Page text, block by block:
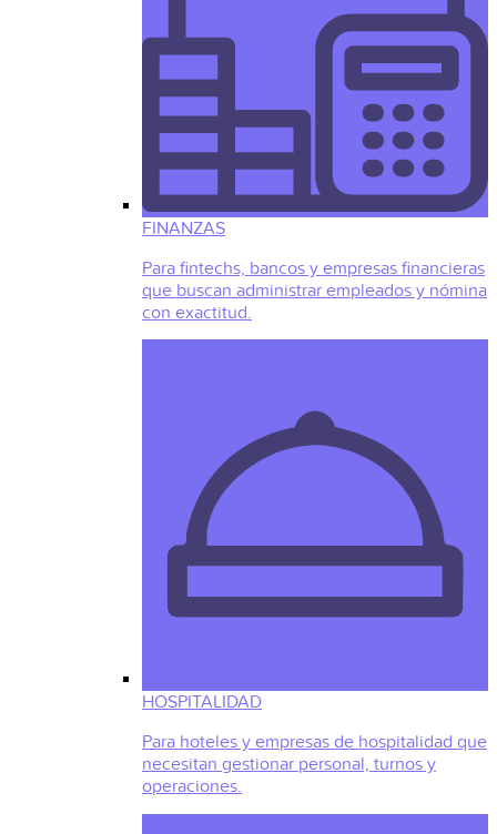
FINANZAS
Para fintechs, bancos y empresas financieras
que buscan administrar empleados y nómina
con exactitud.
HOSPITALIDAD
Para hoteles y empresas de hospitalidad que
necesitan gestionar personal, turnos y
operaciones.